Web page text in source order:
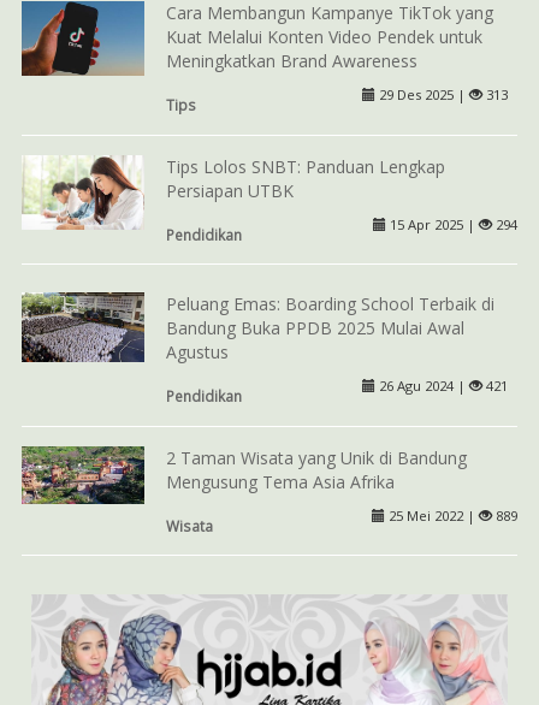
Cara Membangun Kampanye TikTok yang
Kuat Melalui Konten Video Pendek untuk
Meningkatkan Brand Awareness
Tips
29 Des 2025 | 313
Tips Lolos SNBT: Panduan Lengkap
Persiapan UTBK
Pendidikan
15 Apr 2025 | 294
Peluang Emas: Boarding School Terbaik di
Bandung Buka PPDB 2025 Mulai Awal
Agustus
Pendidikan
26 Agu 2024 | 421
2 Taman Wisata yang Unik di Bandung
Mengusung Tema Asia Afrika
Wisata
25 Mei 2022 | 889